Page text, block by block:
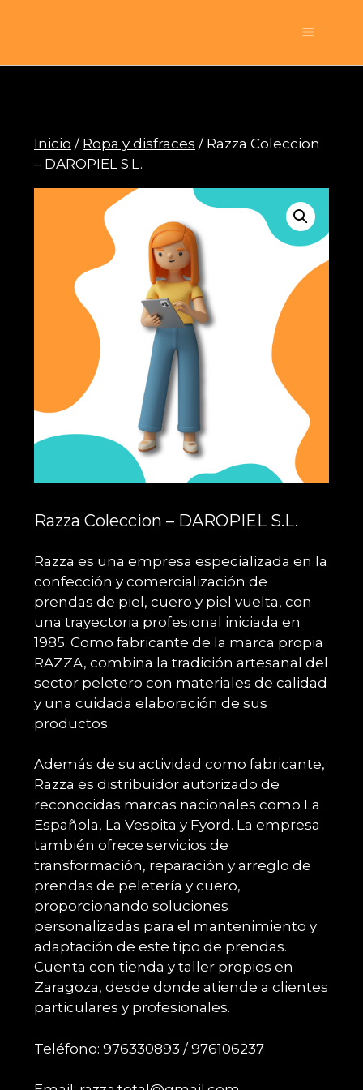
Menú
Inicio / Ropa y disfraces / Razza Coleccion
– DAROPIEL S.L.
Razza Coleccion – DAROPIEL S.L.
Razza es una empresa especializada en la
confección y comercialización de
prendas de piel, cuero y piel vuelta, con
una trayectoria profesional iniciada en
1985. Como fabricante de la marca propia
RAZZA, combina la tradición artesanal del
sector peletero con materiales de calidad
y una cuidada elaboración de sus
productos.
Además de su actividad como fabricante,
Razza es distribuidor autorizado de
reconocidas marcas nacionales como La
Española, La Vespita y Fyord. La empresa
también ofrece servicios de
transformación, reparación y arreglo de
prendas de peletería y cuero,
proporcionando soluciones
personalizadas para el mantenimiento y
adaptación de este tipo de prendas.
Cuenta con tienda y taller propios en
Zaragoza, desde donde atiende a clientes
particulares y profesionales.
Teléfono: 976330893 / 976106237